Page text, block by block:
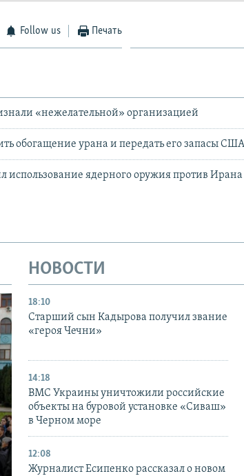
Follow us Печать
«нежелательной» организацией
обогащение урана и передать его запасы
ядерного оружия против Ирана
НОВОСТИ
18:10
Старший сын Кадырова получил звание
«героя Чечни»
14:18
ВМС Украины уничтожили российские
объекты на буровой установке «Сиваш»
в Черном море
12:08
Журналист Есипенко рассказал о новом